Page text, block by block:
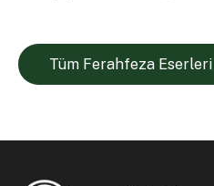
Tüm Ferahfeza Eserleri